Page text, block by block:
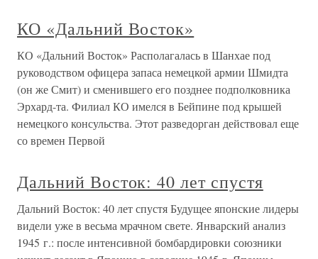
КО «Дальний Восток»
КО «Дальний Восток» Располагалась в Шанхае под
руководством офицера запаса немецкой армии Шмидта
(он же Смит) и сменившего его позднее подполковника
Эрхард-та. Филиал КО имелся в Бейпине под крышей
немецкого консульства. Этот разведорган действовал еще
со времен Первой
Дальний Восток: 40 лет спустя
Дальний Восток: 40 лет спустя Будущее японские лидеры
видели уже в весьма мрачном свете. Январский анализ
1945 г.: после интенсивной бомбардировки союзники